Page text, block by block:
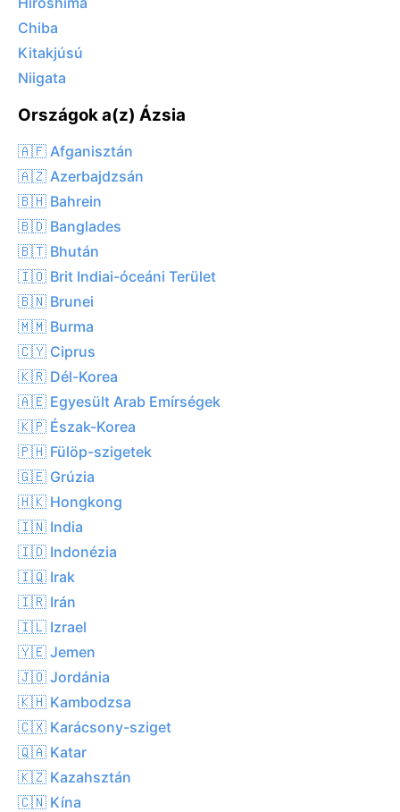
Chiba
Kitakjúsú
Niigata
Országok a(z) Ázsia
🇦🇫 Afganisztán
🇦🇿 Azerbajdzsán
🇧🇭 Bahrein
🇧🇩 Banglades
🇧🇹 Bhután
🇮🇴 Brit Indiai-óceáni Terület
🇧🇳 Brunei
🇲🇲 Burma
🇨🇾 Ciprus
🇰🇷 Dél-Korea
🇦🇪 Egyesült Arab Emírségek
🇰🇵 Észak-Korea
🇵🇭 Fülöp-szigetek
🇬🇪 Grúzia
🇭🇰 Hongkong
🇮🇳 India
🇮🇩 Indonézia
🇮🇶 Irak
🇮🇷 Irán
🇮🇱 Izrael
🇾🇪 Jemen
🇯🇴 Jordánia
🇰🇭 Kambodzsa
🇨🇽 Karácsony-sziget
🇶🇦 Katar
🇰🇿 Kazahsztán
🇨🇳 Kína